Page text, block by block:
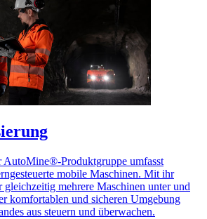
AutoMine®-Produktgruppe umfasst
mobile Maschinen. Mit ihr
gleichzeitig mehrere Maschinen unter und
komfortablen und sicheren Umgebung
aus steuern und überwachen.